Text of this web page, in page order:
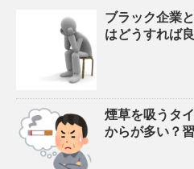
ブラック企業
はどうすれば
煙草を吸うタ
からが多い？